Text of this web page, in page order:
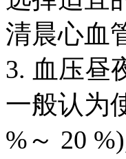
清晨心血
3. 血压昼
一般认为
%～ 20